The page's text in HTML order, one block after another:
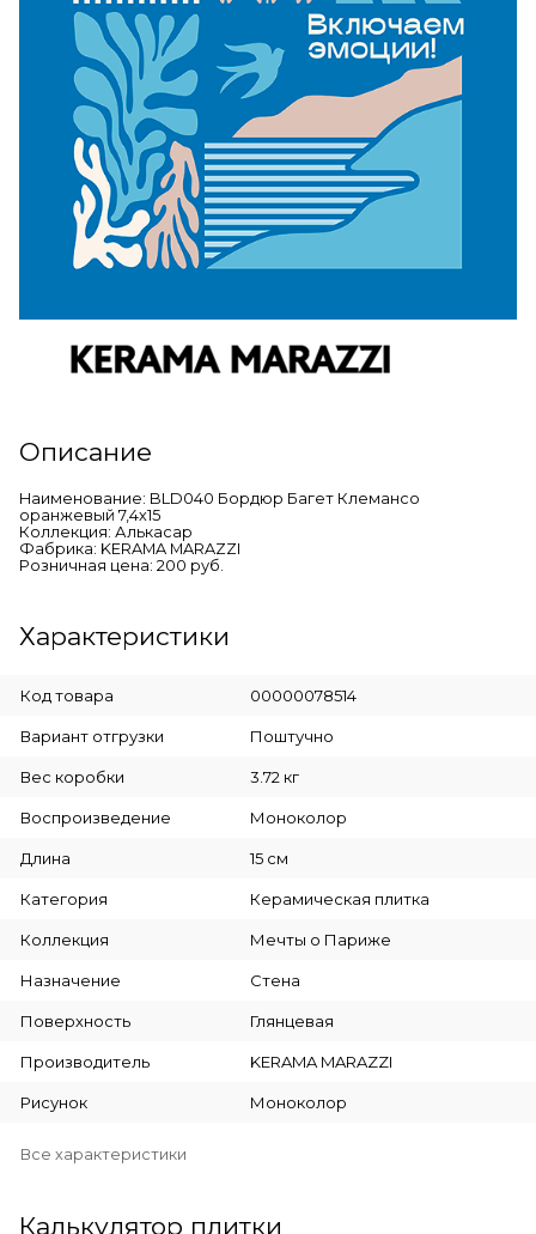
Описание
Наименование: BLD040 Бордюр Багет Клемансо
оранжевый 7,4х15
Коллекция: Алькасар
Фабрика: KERAMA MARAZZI
Розничная цена: 200 руб.
Характеристики
Код товара 00000078514
Вариант отгрузки Поштучно
Вес коробки 3.72 кг
Воспроизведение Моноколор
Длина 15 см
Категория Керамическая плитка
Коллекция Мечты о Париже
Назначение Стена
Поверхность Глянцевая
Производитель KERAMA MARAZZI
Рисунок Моноколор
Все характеристики
Калькулятор плитки